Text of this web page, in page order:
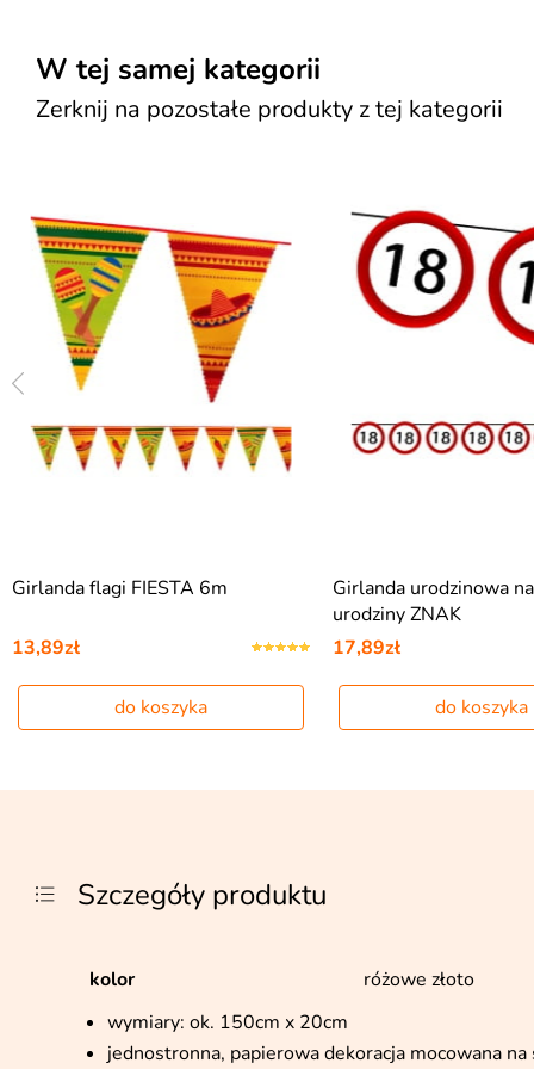
W tej samej kategorii
Zerknij na pozostałe produkty z tej kategorii
Girlanda flagi FIESTA 6m
13,89zł
do koszyka
Girlanda urodzinowa
urodziny ZNAK
17,89zł
do koszyka
Szczegóły produktu
kolor
różowe złoto
wymiary: ok. 150cm x 20cm
jednostronna, papierowa dekoracja mocowana na